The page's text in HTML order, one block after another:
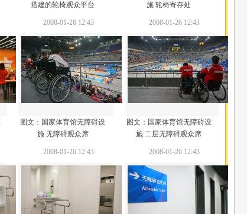
搭建的轮椅观众平台
2008-01-26 12:43
施 轮椅寄存处
2008-01-26 12:43
图文：国家体育馆无障碍设
施 无障碍观众席
2008-01-26 12:43
图文：国家体育馆无障碍设
施 二层无障碍观众席
2008-01-26 12:43